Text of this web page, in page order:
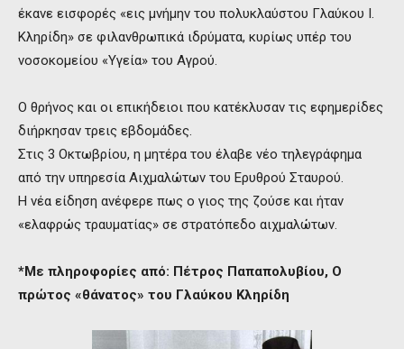
έκανε εισφορές «εις μνήμην του πολυκλαύστου Γλαύκου Ι.
Κληρίδη» σε φιλανθρωπικά ιδρύματα, κυρίως υπέρ του
νοσοκομείου «Υγεία» του Αγρού.
Ο θρήνος και οι επικήδειοι που κατέκλυσαν τις εφημερίδες
διήρκησαν τρεις εβδομάδες.
Στις 3 Οκτωβρίου, η μητέρα του έλαβε νέο τηλεγράφημα
από την υπηρεσία Αιχμαλώτων του Ερυθρού Σταυρού.
Η νέα είδηση ανέφερε πως ο γιος της ζούσε και ήταν
«ελαφρώς τραυματίας» σε στρατόπεδο αιχμαλώτων.
*Με πληροφορίες από: Πέτρος Παπαπολυβίου, Ο
πρώτος «θάνατος» του Γλαύκου Κληρίδη